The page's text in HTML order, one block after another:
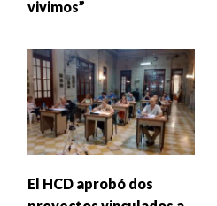
vivimos”
El HCD aprobó dos